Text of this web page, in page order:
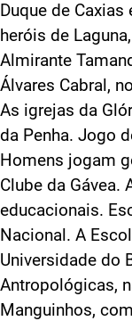
Duque de
heróis de
Almirante
Álvares Cabral,
As igrejas da
da Penha. Jogo
Homens jogam
Clube da
educacionais.
Nacional. A
Universidade do
Antropológicas,
Manguinhos,